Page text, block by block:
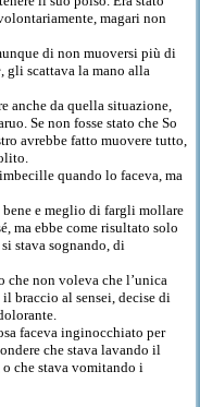
magari non
di non muoversi più di
, gli scattava la mano alla
anche da quella situazione,
Se non fosse stato che So
avrebbe fatto muovere tutto,
quando lo faceva, ma
e meglio di fargli mollare
ma ebbe come risultato solo
stava sognando, di
non voleva che l’unica
braccio al sensei, decise di
faceva inginocchiato per
che stava lavando il
che stava vomitando i